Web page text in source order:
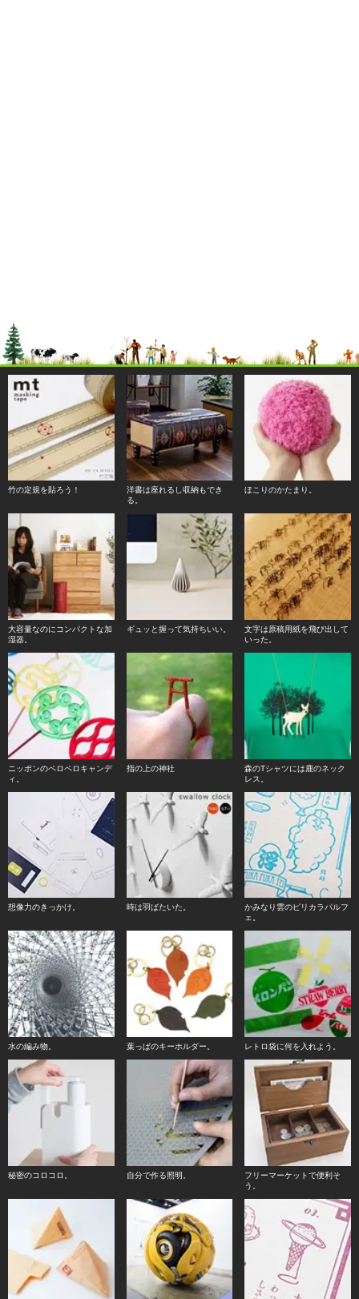
竹の定規を貼ろう！
洋書は座れるし収納もでき
る。
ほこりのかたまり。
大容量なのにコンパクトな加
湿器。
ギュッと握って気持ちいい。
文字は原稿用紙を飛び出して
いった。
ニッポンのペロペロキャンデ
ィ。
指の上の神社
森のTシャツには鹿のネック
レス。
想像力のきっかけ。 時は羽ばたいた。
かみなり雲のピリカラパルフ
ェ。
水の編み物。 葉っぱのキーホルダー。 レトロ袋に何を入れよう。
秘密のコロコロ。 自分で作る照明。
フリーマーケットで便利そ
う。